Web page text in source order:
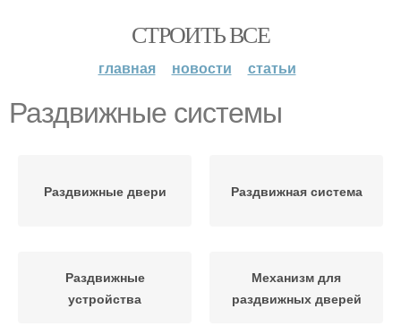
СТРОИТЬ ВСЕ
главная новости статьи
Раздвижные системы
Раздвижные двери Раздвижная система
Раздвижные
устройства
Механизм для
раздвижных дверей